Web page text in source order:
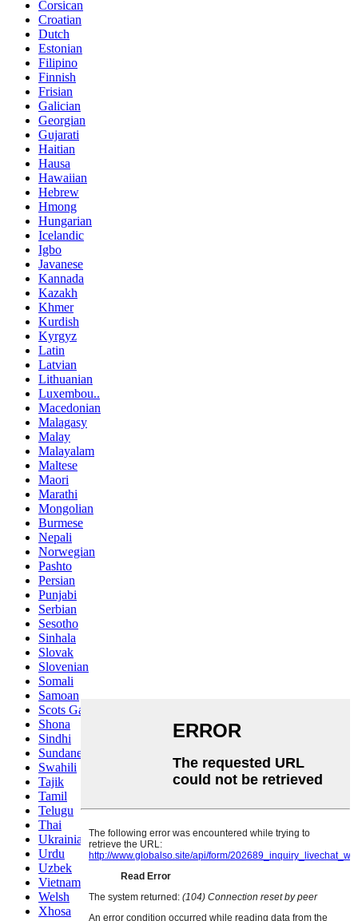
Corsican
Croatian
Dutch
Estonian
Filipino
Finnish
Frisian
Galician
Georgian
Gujarati
Haitian
Hausa
Hawaiian
Hebrew
Hmong
Hungarian
Icelandic
Igbo
Javanese
Kannada
Kazakh
Khmer
Kurdish
Kyrgyz
Latin
Latvian
Lithuanian
Luxembou..
Macedonian
Malagasy
Malay
Malayalam
Maltese
Maori
Marathi
Mongolian
Burmese
Nepali
Norwegian
Pashto
Persian
Punjabi
Serbian
Sesotho
Sinhala
Slovak
Slovenian
Somali
Samoan
Scots Gaelic
Shona
Sindhi
Sundanese
Swahili
Tajik
Tamil
Telugu
Thai
Ukrainian
Urdu
Uzbek
Vietnamese
Welsh
Xhosa